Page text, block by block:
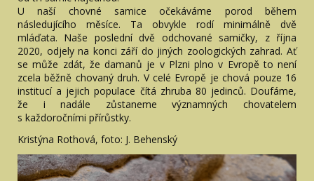
U naší chovné samice očekáváme porod během
následujícího měsíce. Ta obvykle rodí minimálně dvě
mláďata. Naše poslední dvě odchované samičky, z října
2020, odjely na konci září do jiných zoologických zahrad. Ať
se může zdát, že damanů je v Plzni plno v Evropě to není
zcela běžně chovaný druh. V celé Evropě je chová pouze 16
institucí a jejich populace čítá zhruba 80 jedinců. Doufáme,
že i nadále zůstaneme významných chovatelem
s každoročními přírůstky.
Kristýna Rothová, foto: J. Behenský